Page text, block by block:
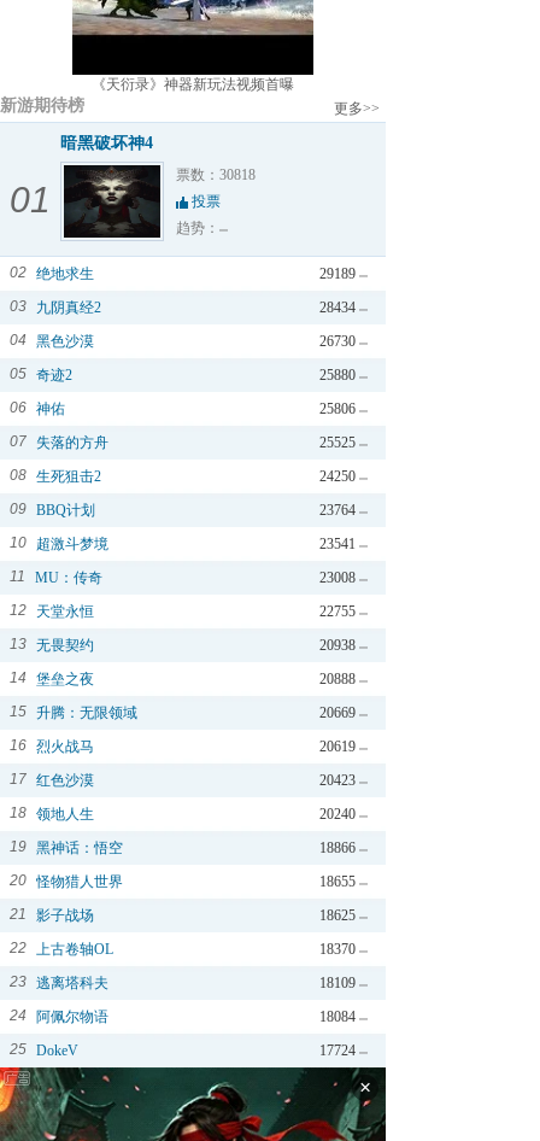
《天衍录》神器新玩法视频首曝
新游期待榜 更多>>
01
暗黑破坏神4
票数：30818
投票
趋势：
02 29189
绝地求生
03
28434
九阴真经2
04
26730
黑色沙漠
05
25880
奇迹2
06
25806
神佑
07
25525
失落的方舟
08
24250
生死狙击2
09
23764
BBQ计划
10
23541
超激斗梦境
11
23008
MU：传奇
12
22755
天堂永恒
13
20938
无畏契约
14
20888
堡垒之夜
15
20669
升腾：无限领域
16
20619
烈火战马
17
20423
红色沙漠
18
20240
领地人生
19
18866
黑神话：悟空
20
18655
怪物猎人世界
21
18625
影子战场
22
18370
上古卷轴OL
23
18109
逃离塔科夫
24
18084
阿佩尔物语
25
17724
DokeV
×